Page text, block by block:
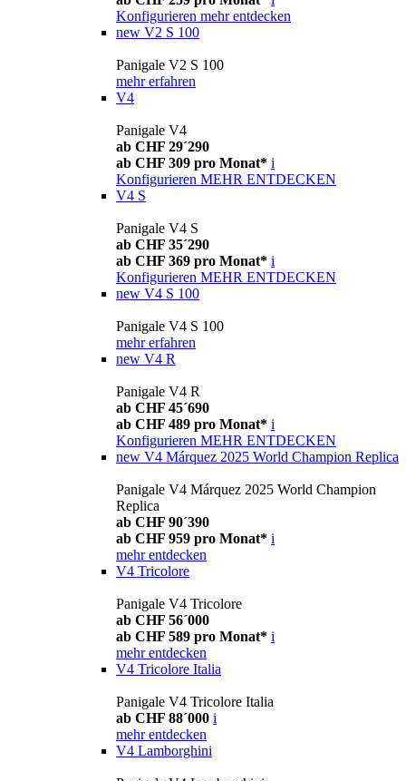
Konfigurieren mehr entdecken
new V2 S 100
Panigale V2 S 100
mehr erfahren
V4
Panigale V4
ab CHF 29´290
ab CHF 309 pro Monat* i
Konfigurieren MEHR ENTDECKEN
V4 S
Panigale V4 S
ab CHF 35´290
ab CHF 369 pro Monat* i
Konfigurieren MEHR ENTDECKEN
new V4 S 100
Panigale V4 S 100
mehr erfahren
new V4 R
Panigale V4 R
ab CHF 45´690
ab CHF 489 pro Monat* i
Konfigurieren MEHR ENTDECKEN
new V4 Márquez 2025 World Champion Replica
Panigale V4 Márquez 2025 World Champion
Replica
ab CHF 90´390
ab CHF 959 pro Monat* i
mehr entdecken
V4 Tricolore
Panigale V4 Tricolore
ab CHF 56´000
ab CHF 589 pro Monat* i
mehr entdecken
V4 Tricolore Italia
Panigale V4 Tricolore Italia
ab CHF 88´000 i
mehr entdecken
V4 Lamborghini